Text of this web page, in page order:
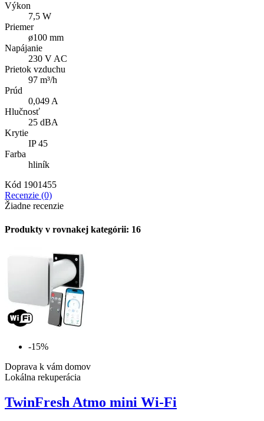
Výkon
7,5 W
Priemer
ø100 mm
Napájanie
230 V AC
Prietok vzduchu
97 m³/h
Prúd
0,049 A
Hlučnosť
25 dBA
Krytie
IP 45
Farba
hliník
Kód 1901455
Recenzie (0)
Žiadne recenzie
Produkty v rovnakej kategórii: 16
-15%
Doprava k vám domov
Lokálna rekuperácia
TwinFresh Atmo mini Wi-Fi